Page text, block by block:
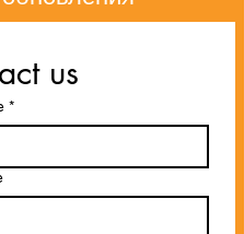
новости и
us